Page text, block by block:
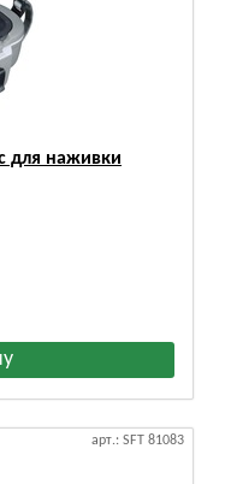
для наживки
арт.: SFT 81083